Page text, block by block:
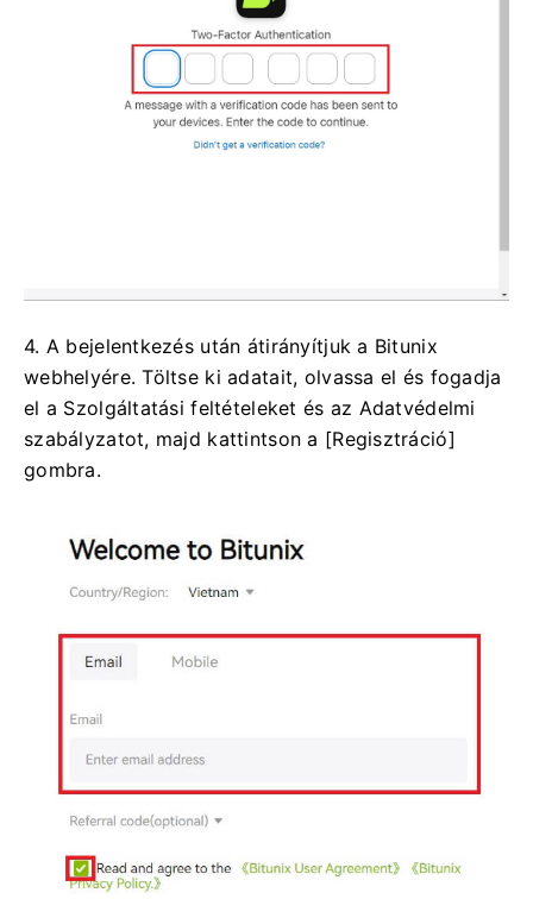
4. A bejelentkezés után átirányítjuk a Bitunix
webhelyére.Töltse ki adatait, olvassa el és fogadja
el a Szolgáltatási feltételeket és az Adatvédelmi
szabályzatot, majd kattintson a [Regisztráció]
gombra.